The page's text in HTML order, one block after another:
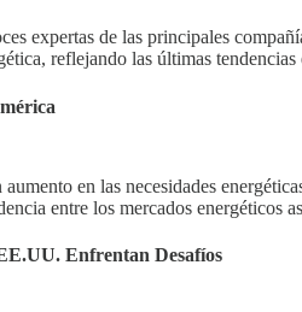
expertas de las principales
reflejando las últimas
en las necesidades
entre los mercados energéticos
Enfrentan Desafíos